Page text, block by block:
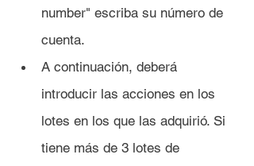
number" escriba su número de
cuenta.
A continuación, deberá
introducir las acciones en los
lotes en los que las adquirió. Si
tiene más de 3 lotes de